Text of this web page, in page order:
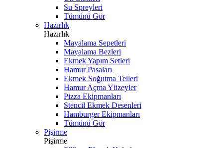
Su Spreyleri
Tümünü Gör
Hazırlık
Hazırlık
Mayalama Sepetleri
Mayalama Bezleri
Ekmek Yapım Setleri
Hamur Pasaları
Ekmek Soğutma Telleri
Hamur Açma Yüzeyler
Pizza Ekipmanları
Stencil Ekmek Desenleri
Hamburger Ekipmanları
Tümünü Gör
Pişirme
Pişirme